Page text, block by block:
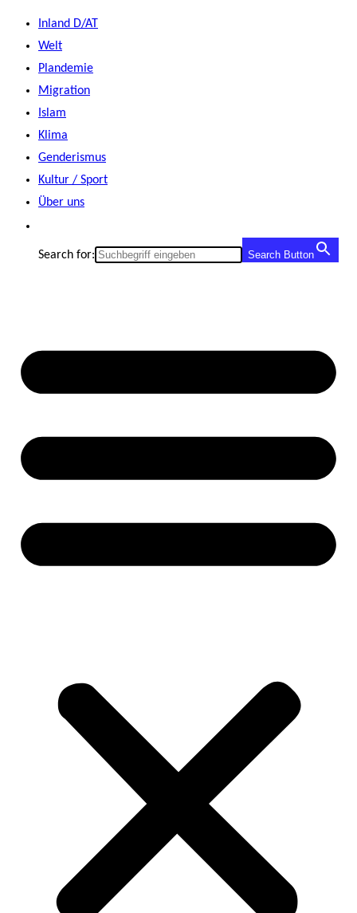
Zum
Inhalt
springen
Inland D/AT
Welt
Plandemie
Migration
Islam
Klima
Genderismus
Kultur / Sport
Über uns
Search for: Search Button